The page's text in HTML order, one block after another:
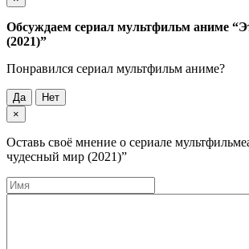
Обсуждаем cериал мультфильм аниме
(2021)”
Понравился cериал мультфильм аниме?
Да
Нет
×
Оставь своё мнение о cериале
чудесный мир (2021)”